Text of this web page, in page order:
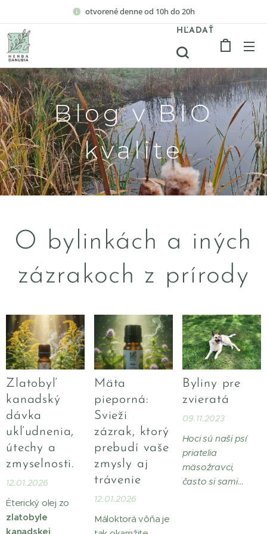
otvorené denne od 10h do 20h
HĽADAŤ
Blog v BIO
kvalite
O bylinkách a iných
zázrakoch z prírody
Zlatobyľ
kanadský
dávka
ukľudnenia,
útechy a
zmyselnosti.
12.01.2026
Éterický olej zo
zlatobyle
kanadskej
Mäta
pieporná:
Svieži
zázrak, ktorý
prebudí vaše
zmysly aj
trávenie
12.01.2026
Máloktorá vôňa je
Byliny pre
zvieratá
09.11.2023
Hoci sú naši psí
priatelia
mäsožravci,
často si sami